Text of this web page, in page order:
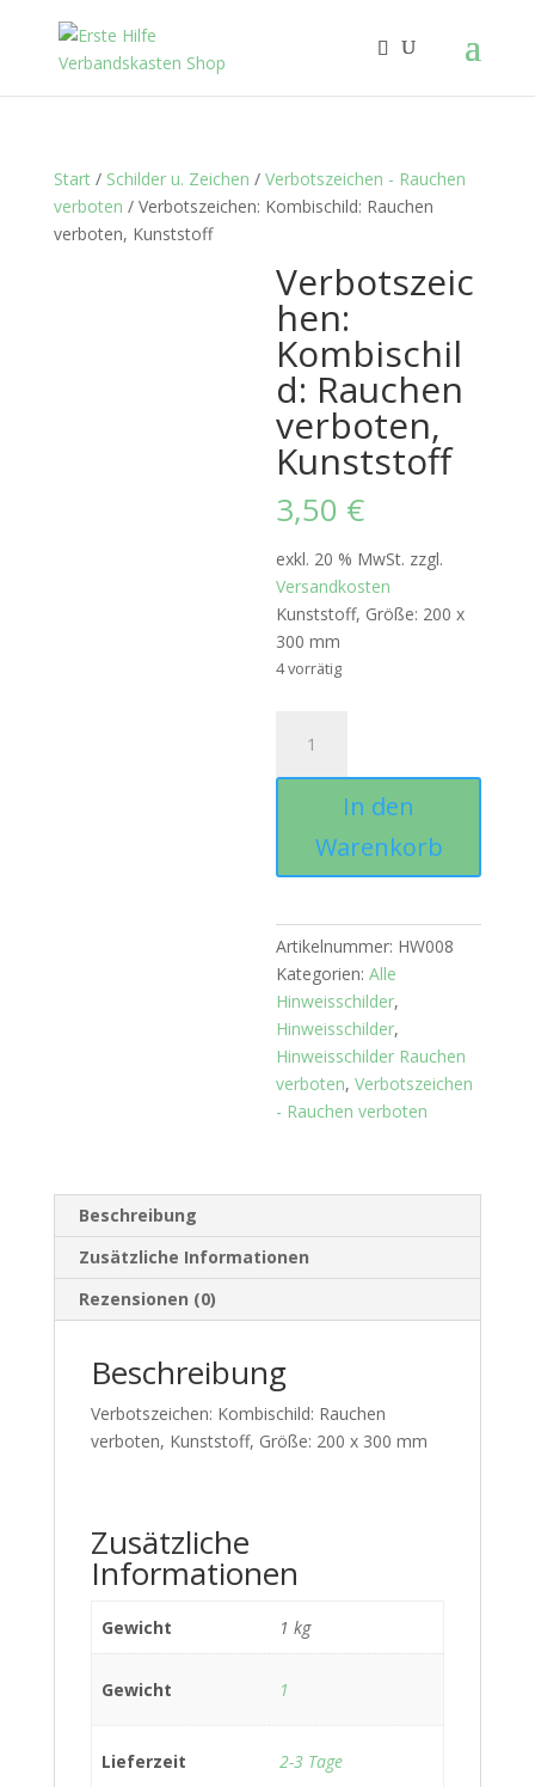
Start/ Schilder u. Zeichen / Verbotszeichen - Rauchen
verboten / Verbotszeichen: Kombischild: Rauchen
verboten, Kunststoff
Verbotszeic
hen:
Kombischil
d: Rauchen
verboten,
Kunststoff
3,50 €
exkl. 20 % MwSt. zzgl.
Versandkosten
Kunststoff, Größe: 200 x
300 mm
4 vorrätig
Kombischild:
Rauchen
verboten,
Kunststoff
Menge
In den
Warenkorb
Artikelnummer: HW008
Kategorien:Alle
Hinweisschilder,
Hinweisschilder,
Hinweisschilder Rauchen
verboten,Verbotszeichen
- Rauchen verboten
Beschreibung
Zusätzliche Informationen
Rezensionen (0)
Beschreibung
Verbotszeichen: Kombischild: Rauchen
verboten, Kunststoff, Größe: 200 x 300 mm
Zusätzliche
Informationen
Gewicht 1 kg
Gewicht 1
Lieferzeit 2-3 Tage